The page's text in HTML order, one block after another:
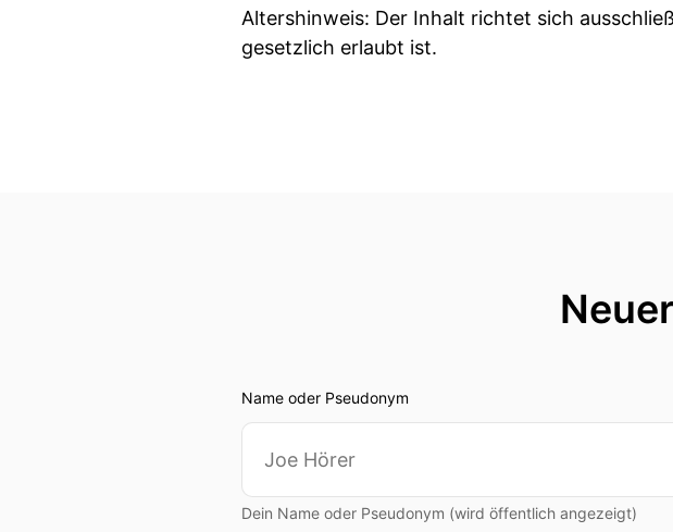
Altershinweis: Der Inhalt richtet sich
gesetzlich erlaubt ist.
Name oder Pseudonym
Dein Name oder Pseudonym (wird öffentlich angezeigt)